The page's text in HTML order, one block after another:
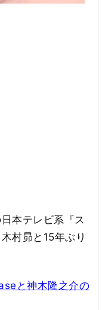
本テレビ系『ス
村昴と15年ぶり
と神木隆之介の